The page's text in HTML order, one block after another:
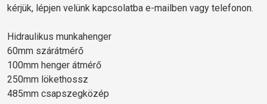
kérjük, lépjen velünk kapcsolatba e-mailben vagy telefonon.
Hidraulikus munkahenger
60mm szárátmérő
100mm henger átmérő
250mm lökethossz
485mm csapszegközép